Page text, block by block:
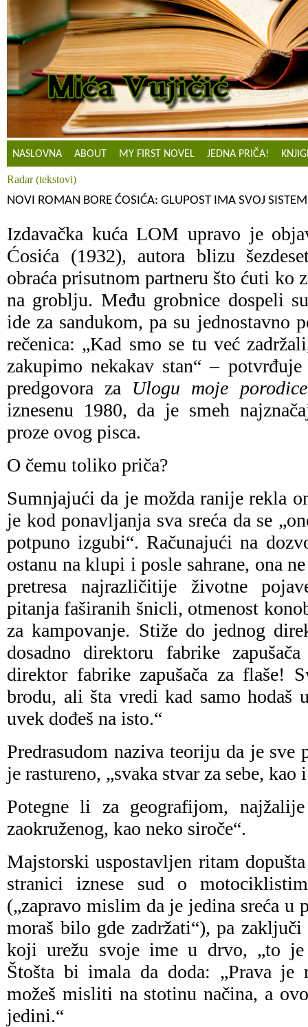
NASLOVNA ABOUT MY FIRST NOVEL JEDNA PRIČA!
Radar (tekstovi)
NOVI ROMAN BORE ĆOSIĆA: GLUPOST IMA SVOJ SISTEM
Izdavačka kuća LOM upravo je
Ćosića (1932), autora blizu
obraća prisutnom partneru što ćuti ko
na groblju. Među grobnice dospeli
ide za sandukom, pa su jednostavno
rečenica: „Kad smo se tu već
zakupimo nekakav stan“ –
predgovora za Ulogu moje
iznesenu 1980, da je smeh
proze ovog pisca.
O čemu toliko priča?
Sumnjajući da je možda ranije rekla
je kod ponavljanja sva sreća da se
potpuno izgubi“. Računajući na
ostanu na klupi i posle sahrane, ona
pretresa najrazličitije životne
pitanja faširanih šnicli, otmenost
za kampovanje. Stiže do jednog
dosadno direktoru fabrike
direktor fabrike zapušača za flaše!
brodu, ali šta vredi kad samo hodaš
uvek dođeš na isto.“
Predrasudom naziva teoriju da je sve
je rastureno, „svaka stvar za sebe, kao
Potegne li za geografijom,
zaokruženog, kao neko siroče“.
Majstorski uspostavljen ritam
stranici iznese sud o
(„zapravo mislim da je jedina sreća u
moraš bilo gde zadržati“), pa
koji urežu svoje ime u drvo, „to je
Štošta bi imala da doda: „Prava je
možeš misliti na stotinu načina, a
jedini.“